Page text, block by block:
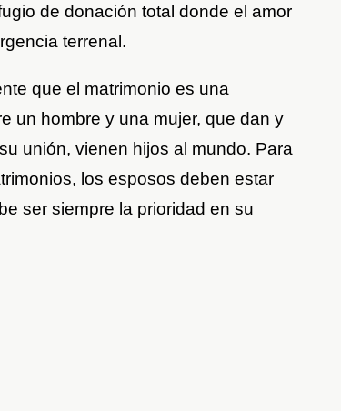
de donación total donde el amor
terrenal.
que el matrimonio es una
un hombre y una mujer, que dan y
unión, vienen hijos al mundo. Para
los esposos deben estar
ser siempre la prioridad en su